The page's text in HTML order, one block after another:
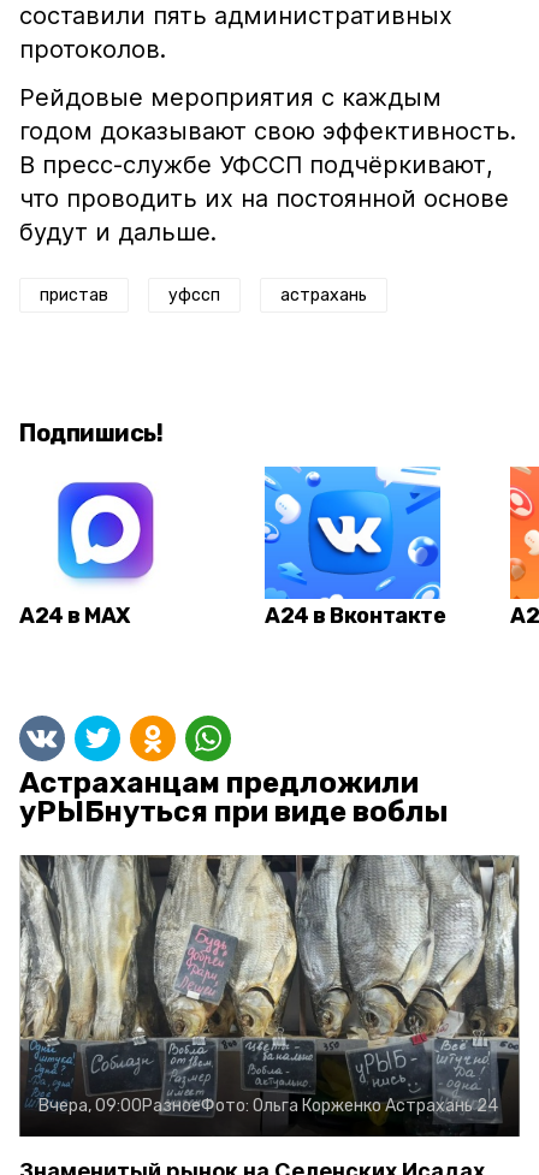
составили пять административных
протоколов.
Рейдовые мероприятия с каждым
годом доказывают свою эффективность.
В пресс-службе УФССП подчёркивают,
что проводить их на постоянной основе
будут и дальше.
пристав уфссп астрахань
Подпишись!
А24 в MAX А24 в Вконтакте
Астраханцам предложили
уРЫБнуться при виде воблы
Вчера, 09:00РазноеФото: Ольга КорженкоАстрахань 24